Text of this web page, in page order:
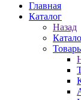
Главная
Каталог
Назад